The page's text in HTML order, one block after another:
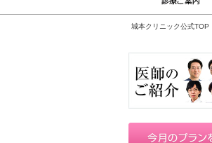
城本クリニック公式TOP